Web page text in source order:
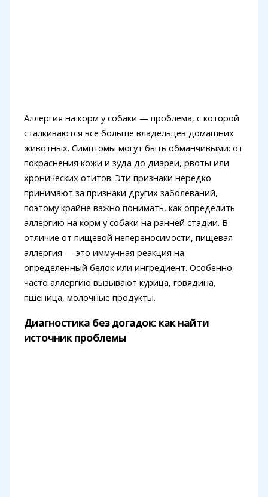
Аллергия на корм у собаки — проблема, с которой
сталкиваются все больше владельцев домашних
животных. Симптомы могут быть обманчивыми: от
покраснения кожи и зуда до диареи, рвоты или
хронических отитов. Эти признаки нередко
принимают за признаки других заболеваний,
поэтому крайне важно понимать, как определить
аллергию на корм у собаки на ранней стадии. В
отличие от пищевой непереносимости, пищевая
аллергия — это иммунная реакция на
определенный белок или ингредиент. Особенно
часто аллергию вызывают курица, говядина,
пшеница, молочные продукты.
Диагностика без догадок: как найти
источник проблемы